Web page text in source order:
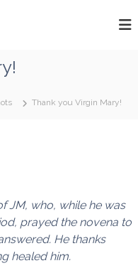
Thank you Virgin Mary!
JM, who, while he was
prayed the novena to
He thanks
healed him.